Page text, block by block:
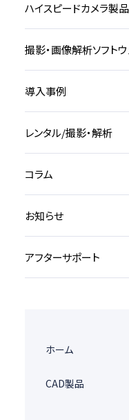
ハイスピードカメラ製品
撮影・画像解析ソフト
導入事例
レンタル/撮影・解析
コラム
お知らせ
アフターサポート
ホーム
CAD製品